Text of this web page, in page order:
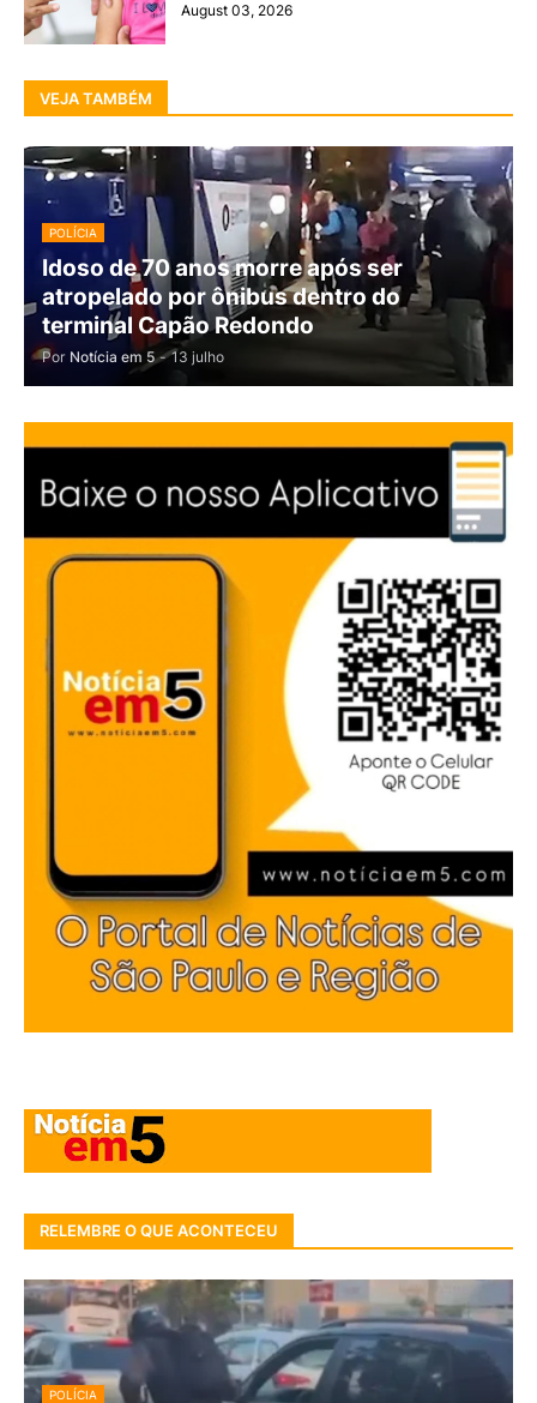
August 03, 2026
VEJA TAMBÉM
POLÍCIA
Idoso de 70 anos morre após ser
atropelado por ônibus dentro do
terminal Capão Redondo
Por Notícia em 5 - 13 julho
RELEMBRE O QUE ACONTECEU
POLÍCIA